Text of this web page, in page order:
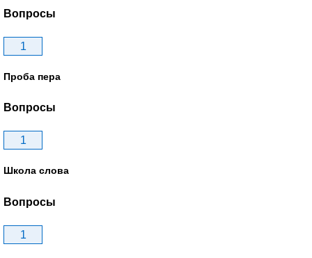
Вопросы
1
Проба пера
Вопросы
1
Школа слова
Вопросы
1